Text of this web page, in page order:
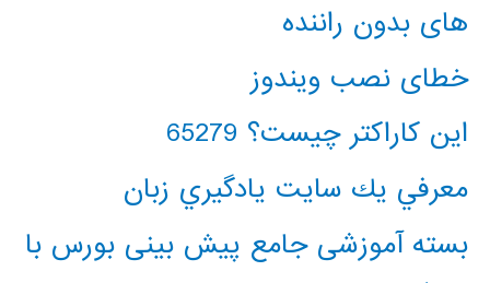
های بدون راننده
خطای نصب ویندوز
این کاراکتر چیست؟ 65279
معرفي يك سايت يادگيري زبان
بسته آموزشی جامع پیش بینی بورس با